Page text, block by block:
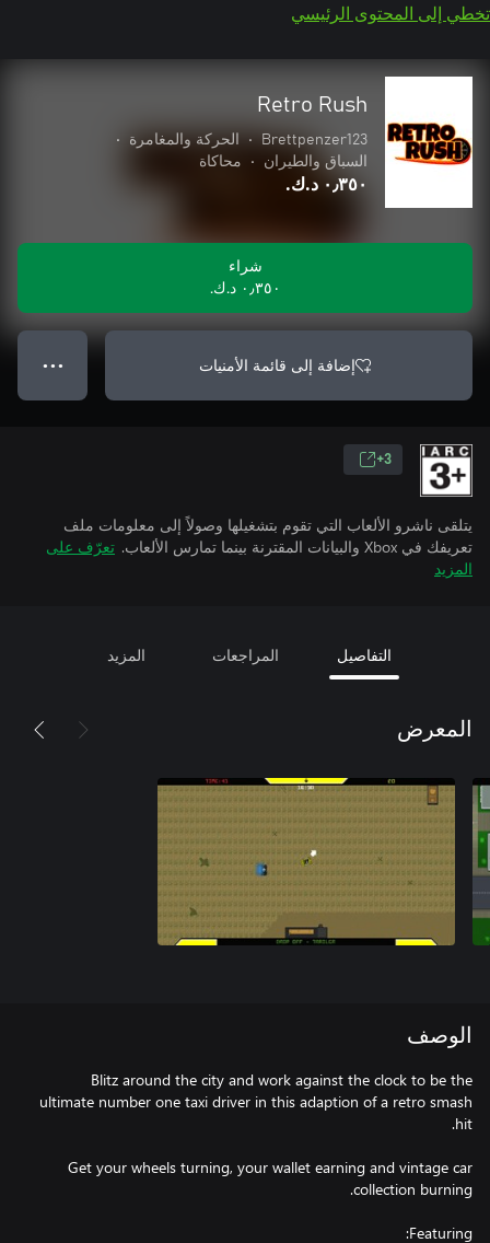
تخطي إلى المحتوى الرئيسي
Retro Rush
Brettpenzer123
• الحركة والمغامرة
•
السباق والطيران
• محاكاة
٠٫٣٥٠ د.ك.‏
شراء
٠٫٣٥٠ د.ك.‏
إضافة إلى قائمة الأمنيات ● ● ●
3+
يتلقى ناشرو الألعاب التي تقوم بتشغيلها وصولاً إلى معلومات ملف
تعريفك في Xbox والبيانات المقترنة بينما تمارس الألعاب.
تعرّف على
المزيد
التفاصيل المراجعات المزيد
المعرض
الوصف
Blitz around the city and work against the clock to be the
ultimate number one taxi driver in this adaption of a retro smash
Get your wheels turning, your wallet earning and vintage car